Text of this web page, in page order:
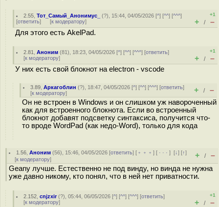
2.55 ,Тот_Самый_Анонимус_ (?), 15:44, 04/05/2026 [^] [^^] [^^^]
[ответить] [к модератору]
+1
+ / –
Для этого есть AkelPad.
2.81 ,Аноним (81), 18:23, 04/05/2026 [^] [^^] [^^^] [ответить]
[к модератору]
+1
+ / –
У них есть свой блокнот на electron - vscode
3.89 ,Аркагоблин (?), 18:47, 04/05/2026 [^] [^^] [^^^] [ответить]
[к модератору] + / –
Он не встроен в Windows и он слишком уж навороченный
как для встроенного блокнота. Если во встроенный
блокнот добавят подсветку синтаксиса, получится что-
то вроде WordPad (как недо-Word), только для кода
1.56 ,Аноним (56), 15:46, 04/05/2026 [ответить] [ ﹢﹢﹢] [ · · ·][↓] [↑]
[к модератору] + / –
Geany лучше. Естественно не под винду, но винда не нужна
уже давно никому, кто понял, что в ней нет приватности.
2.152 ,cnjzxir(?), 05:44, 06/05/2026 [^] [^^] [^^^] [ответить]
[к модератору]
+1
+ / –